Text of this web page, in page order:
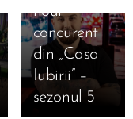
noul
concurent
din „Casa
Iubirii” –
sezonul 5
12.01.2026
Cine este
Iosif
Ciolan,